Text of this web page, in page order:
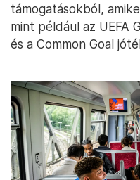
támogatásokból,
mint például az
és a Common Goal